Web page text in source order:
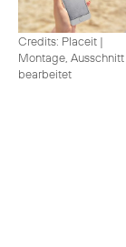
Credits: Placeit |
Montage, Ausschnitt
bearbeitet